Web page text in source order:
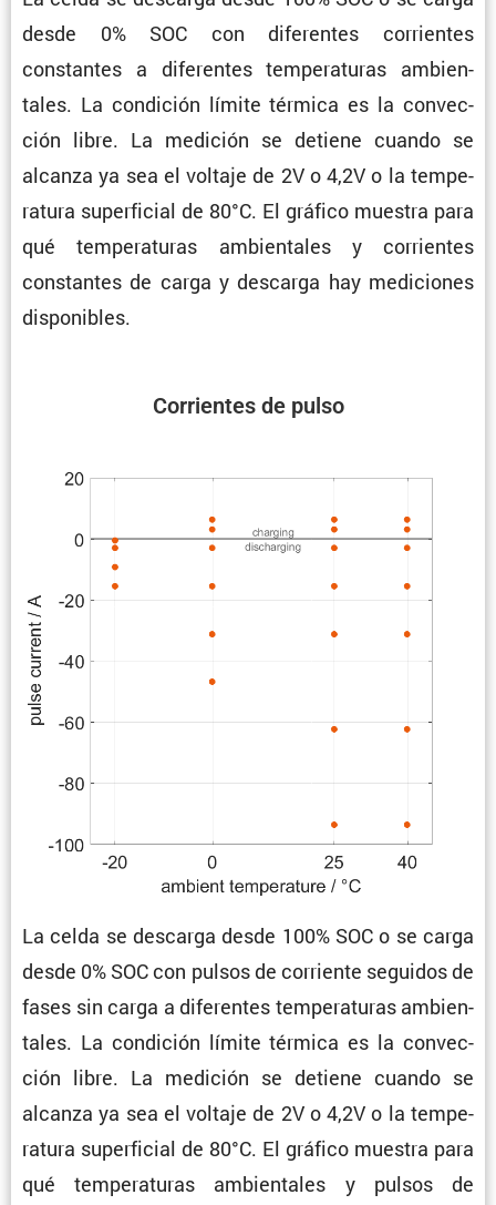
desde 0% SOC con diferentes corrientes
constantes a diferentes tempe­ra­turas ambien­
tales. La condi­ción límite térmica es la convec­
ción libre. La medición se detiene cuando se
alcanza ya sea el voltaje de 2V o 4,2V o la tempe­
ra­tura super­fi­cial de 80°C. El gráfico muestra para
qué tempe­ra­turas ambien­tales y corrientes
constantes de carga y descarga hay mediciones
disponibles.
Corrientes de pulso
La celda se descarga desde 100% SOC o se carga
desde 0% SOC con pulsos de corriente seguidos de
fases sin carga a diferentes tempe­ra­turas ambien­
tales. La condi­ción límite térmica es la convec­
ción libre. La medición se detiene cuando se
alcanza ya sea el voltaje de 2V o 4,2V o la tempe­
ra­tura super­fi­cial de 80°C. El gráfico muestra para
qué tempe­ra­turas ambien­tales y pulsos de